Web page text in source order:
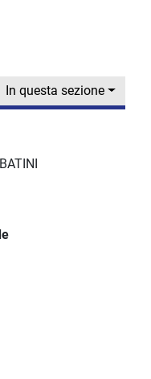
In questa sezione